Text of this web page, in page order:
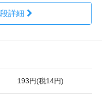
詳細
193円(税14円)